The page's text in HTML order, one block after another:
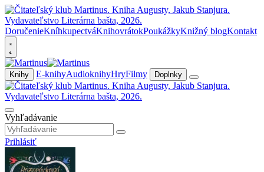
DoručenieKníhkupectváKnihovrátokPoukážkyKnižný blogKontakt
Knihy E-knihyAudioknihyHryFilmy Doplnky
Vyhľadávanie
Prihlásiť